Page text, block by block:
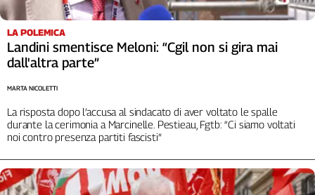
Alto
Adige
Basilicata
Calabria
Romagna
Friuli
Giulia
Lazio
LA POLEMICA
Landini smentisce Meloni: “Cgil non si gira mai
dall'altra parte”
La risposta dopo l’accusa al sindacato di aver voltato le spalle
durante la cerimonia a Marcinelle. Pestieau, Fgtb: “Ci siamo voltati
noi contro presenza partiti fascisti”
MARTA NICOLETTI